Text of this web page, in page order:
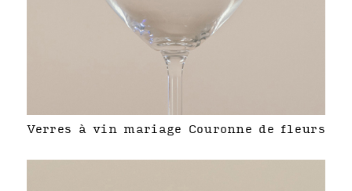
Verres à vin mariage Couronne de fleurs